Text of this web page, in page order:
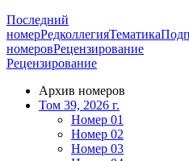
Последний
номерРедколлегияТематика
номеровРецензирование
Рецензирование
Архив номеров
Том 39, 2026 г.
Номер 01
Номер 02
Номер 03